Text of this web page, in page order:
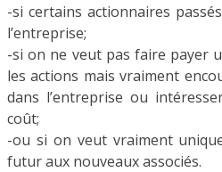
-si certains actionnaires
l’entreprise;
-si on ne veut pas faire payer
les actions mais vraiment
dans l’entreprise ou
coût;
-ou si on veut vraiment
futur aux nouveaux associés.